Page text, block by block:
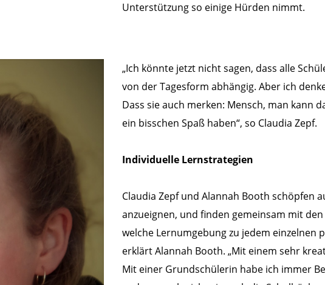
Unterstützung so einige Hürden nimmt.
„Ich könnte jetzt nicht sagen, dass alle
von der Tagesform abhängig. Aber ich
Dass sie auch merken: Mensch, man kann
ein bisschen Spaß haben“, so Claudia Zepf.
Individuelle Lernstrategien
Claudia Zepf und Alannah Booth schöpfen
anzueignen, und finden gemeinsam mit
welche Lernumgebung zu jedem einzelnen
erklärt Alannah Booth. „Mit einem sehr
Mit einer Grundschülerin habe ich immer